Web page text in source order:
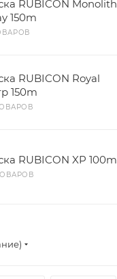
RUBICON Monolith
150m
RUBICON Royal
150m
RUBICON XP 100m